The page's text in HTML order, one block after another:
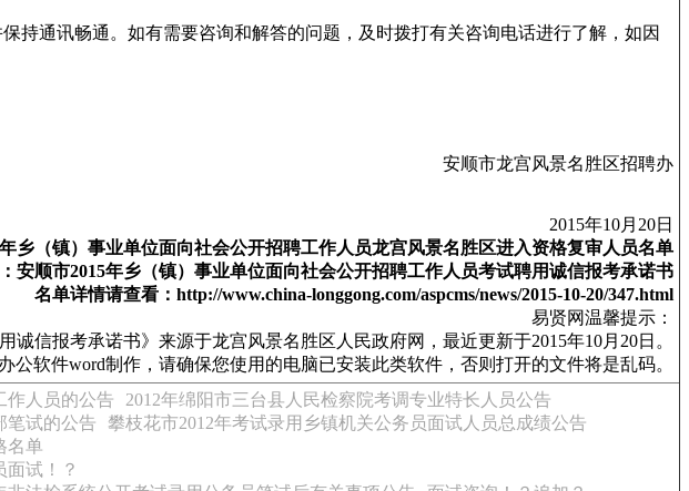
通讯畅通。如有需要咨询和解答的问题，及时拨打有关咨询电话进行了解，如因
安顺市龙宫风景名胜区招聘办
2015年10月20日
乡（镇）事业单位面向社会公开招聘工作人员龙宫风景名胜区进入资格复审人员名单
安顺市2015年乡（镇）事业单位面向社会公开招聘工作人员考试聘用诚信报考承诺书
名单详情请查看：http://www.china-longgong.com/aspcms/news/2015-10-20/347.html
易贤网温馨提示：
信报考承诺书》来源于龙宫风景名胜区人民政府网，最近更新于2015年10月20日。
软件word制作，请确保您使用的电脑已安装此类软件，否则打开的文件将是乱码。
作人员的公告
2012年绵阳市三台县人民检察院考调专业特长人员公告
笔试的公告
攀枝花市2012年考试录用乡镇机关公务员面试人员总成绩公告
名单
面试！？